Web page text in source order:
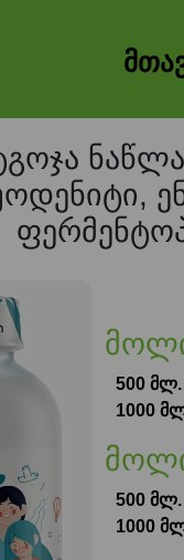
500 მლ.
1000
500 მლ.
1000